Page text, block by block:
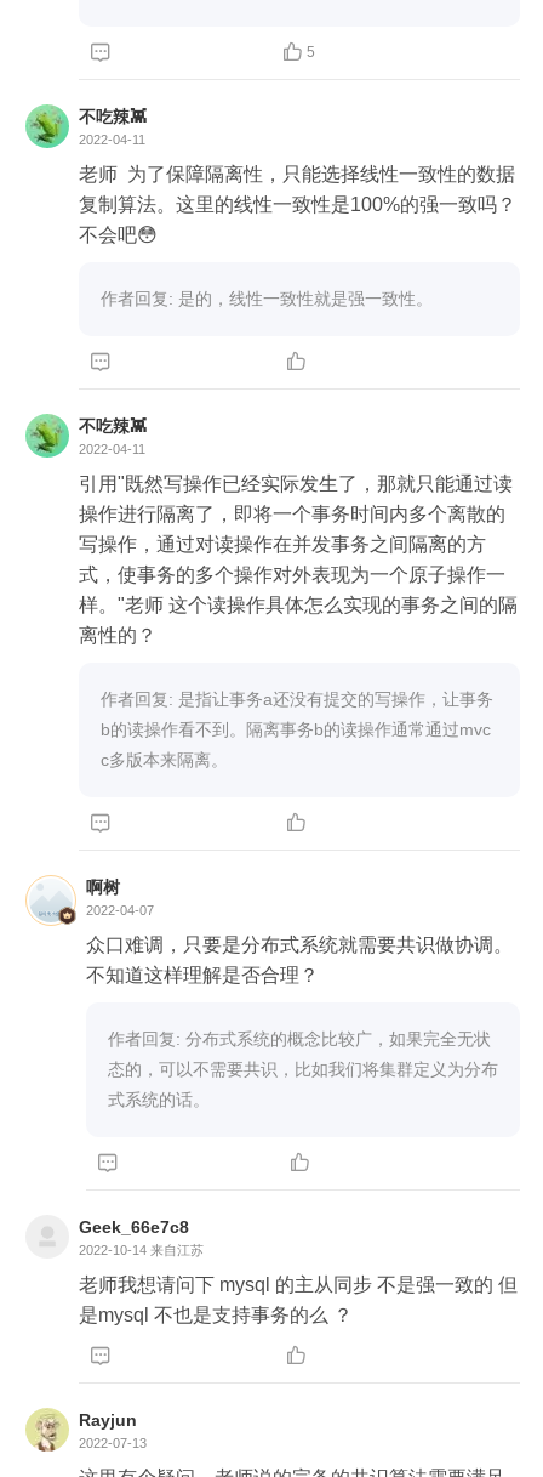
  5
不吃辣👾
2022-04-11
老师  为了保障隔离性，只能选择线性一致性的数据
复制算法。这里的线性一致性是100%的强一致吗？
不会吧😳
作者回复: 是的，线性一致性就是强一致性。
 
不吃辣👾
2022-04-11
引用"既然写操作已经实际发生了，那就只能通过读
操作进行隔离了，即将一个事务时间内多个离散的
写操作，通过对读操作在并发事务之间隔离的方
式，使事务的多个操作对外表现为一个原子操作一
样。"老师 这个读操作具体怎么实现的事务之间的隔
离性的？
作者回复: 是指让事务a还没有提交的写操作，让事务
b的读操作看不到。隔离事务b的读操作通常通过mvc
c多版本来隔离。
 
啊树
2022-04-07
众口难调，只要是分布式系统就需要共识做协调。
不知道这样理解是否合理？
作者回复: 分布式系统的概念比较广，如果完全无状
态的，可以不需要共识，比如我们将集群定义为分布
式系统的话。
 
Geek_66e7c8
2022-10-14 来自江苏
老师我想请问下 mysql 的主从同步 不是强一致的 但
是mysql 不也是支持事务的么 ？
 
Rayjun
2022-07-13